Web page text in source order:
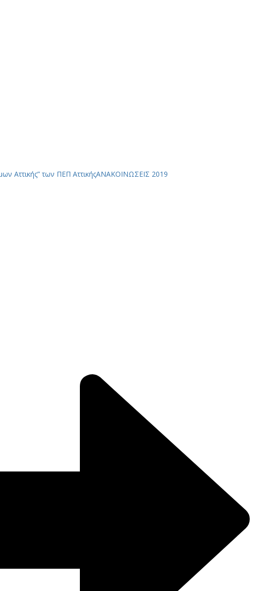
Αττικής” των ΠΕΠ ΑττικήςΑΝΑΚΟΙΝΩΣΕΙΣ 2019